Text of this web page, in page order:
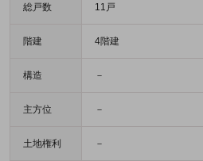
総戸数 11戸
階建 4階建
構造 －
主方位 －
土地権利 －